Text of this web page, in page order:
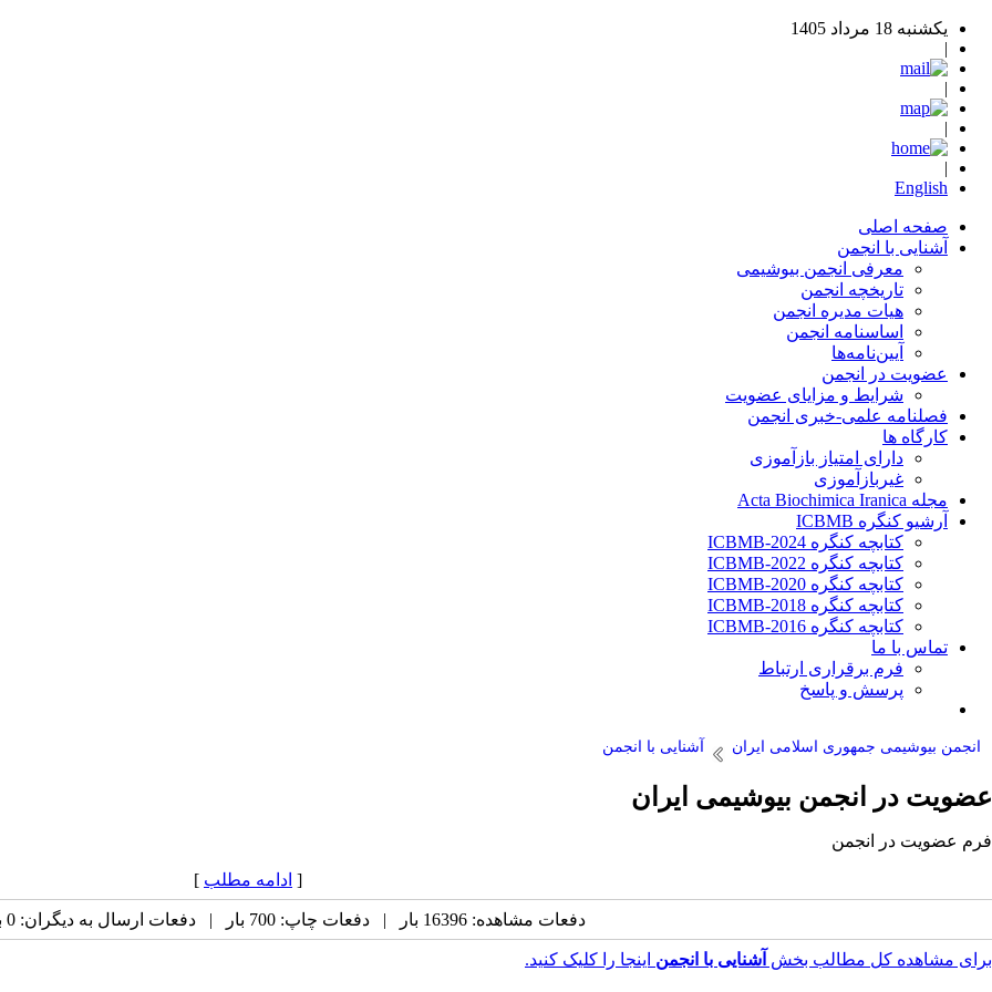
یکشنبه 18 مرداد 1405
|
|
|
|
English
صفحه اصلی
آشنایی با انجمن
معرفی انجمن بیوشیمی
تاریخچه انجمن
هیات مدیره انجمن
اساسنامه‌ انجمن
آیین‌نامه‌ها
عضویت در انجمن
شرایط و مزایای عضویت
فصلنامه علمی-خبری انجمن
کارگاه ها
دارای امتیاز بازآموزی
غیربازآموزی
مجله Acta Biochimica Iranica
آرشیو کنگره ICBMB
کتابچه کنگره ICBMB-2024
کتابچه کنگره ICBMB-2022
کتابچه کنگره ICBMB-2020
کتابچه کنگره ICBMB-2018
کتابچه کنگره ICBMB-2016
تماس با ما
فرم برقراری ارتباط
پرسش و پاسخ
انجمن بیوشیمی جمهوری اسلامی ایران آشنایی با انجمن
عضویت در انجمن بیوشیمی ایران
فرم عضویت در انجمن
[ ادامه مطلب ]
دفعات مشاهده: 16396 بار | دفعات چاپ: 700 بار | دفعات ارسال به دیگران: 0 بار |
برای مشاهده کل مطالب بخش آشنایی با انجمن اینجا را کلیک کنید.